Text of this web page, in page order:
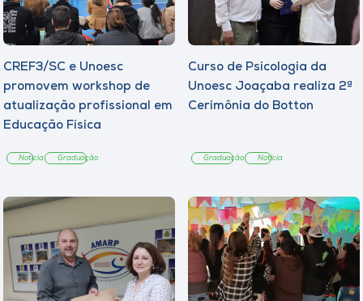
CREF3/SC e Unoesc
promovem workshop de
atualização profissional em
Educação Física
Notícia Graduação
Curso de Psicologia da
Unoesc Joaçaba realiza 2ª
Cerimônia do Botton
Graduação Notícia